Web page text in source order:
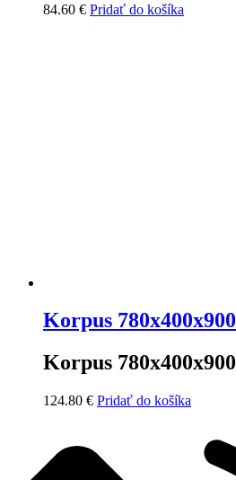
84.60 € Pridať do košíka
Korpus 780x400x900
Korpus 780x400x900
124.80 € Pridať do košíka